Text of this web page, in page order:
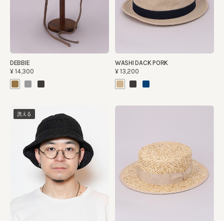
DEBBIE
¥14,300
WASHI DACK PORK
¥13,200
洗える